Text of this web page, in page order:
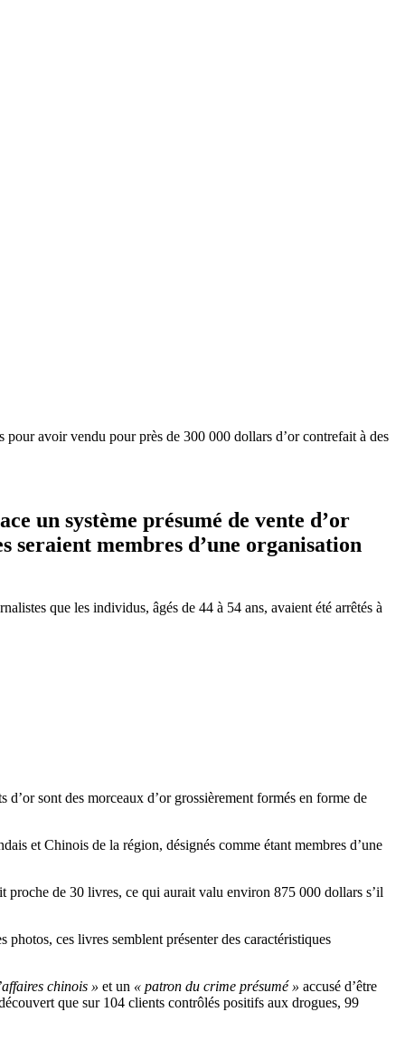
avoir vendu pour près de 300 000 dollars d’or contrefait à des
un système présumé de vente d’or
seraient membres d’une organisation
que les individus, âgés de 44 à 54 ans, avaient été arrêtés à
sont des morceaux d’or grossièrement formés en forme de
et Chinois de la région, désignés comme étant membres d’une
proche de 30 livres, ce qui aurait valu environ 875 000 dollars s’il
ces livres semblent présenter des caractéristiques
chinois » et un « patron du crime présumé » accusé d’être
que sur 104 clients contrôlés positifs aux drogues, 99